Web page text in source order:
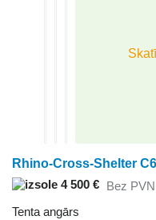
Rhino-Cross-Shelter
4 500 € Bez PVN
Tenta angārs